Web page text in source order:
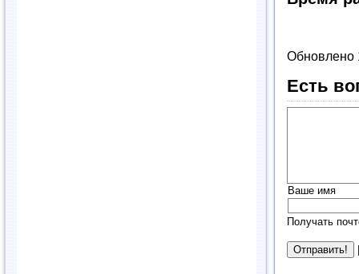
Обновлено
Есть
Ваше имя
Получать